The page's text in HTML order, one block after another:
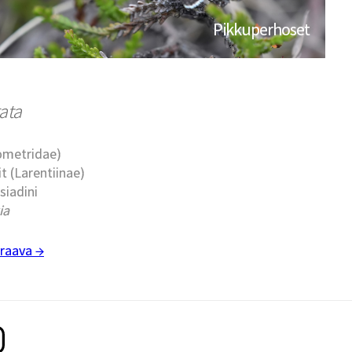
Pikkuperhoset
(Larentiinae)
→